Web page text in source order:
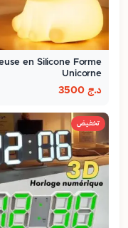
en Silicone Forme
Unicorne
د.ج
تخفيض